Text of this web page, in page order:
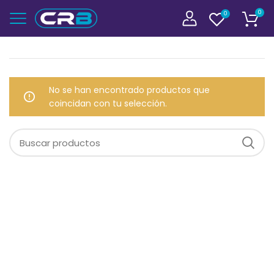
0 0
No se han encontrado productos que
coincidan con tu selección.